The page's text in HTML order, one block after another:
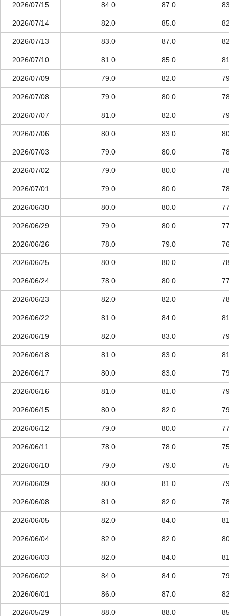
2026/07/15 84.0 87.0
2026/07/14 82.0 85.0
2026/07/13 83.0 87.0
2026/07/10 81.0 85.0
2026/07/09 79.0 82.0
2026/07/08 79.0 80.0
2026/07/07 81.0 82.0
2026/07/06 80.0 83.0
2026/07/03 79.0 80.0
2026/07/02 79.0 80.0
2026/07/01 79.0 80.0
2026/06/30 80.0 80.0
2026/06/29 79.0 80.0
2026/06/26 78.0 79.0
2026/06/25 80.0 80.0
2026/06/24 78.0 80.0
2026/06/23 82.0 82.0
2026/06/22 81.0 84.0
2026/06/19 82.0 83.0
2026/06/18 81.0 83.0
2026/06/17 80.0 83.0
2026/06/16 81.0 81.0
2026/06/15 80.0 82.0
2026/06/12 79.0 80.0
2026/06/11 78.0 78.0
2026/06/10 79.0 79.0
2026/06/09 80.0 81.0
2026/06/08 81.0 82.0
2026/06/05 82.0 84.0
2026/06/04 82.0 82.0
2026/06/03 82.0 84.0
2026/06/02 84.0 84.0
2026/06/01 86.0 87.0
2026/05/29 88.0 88.0